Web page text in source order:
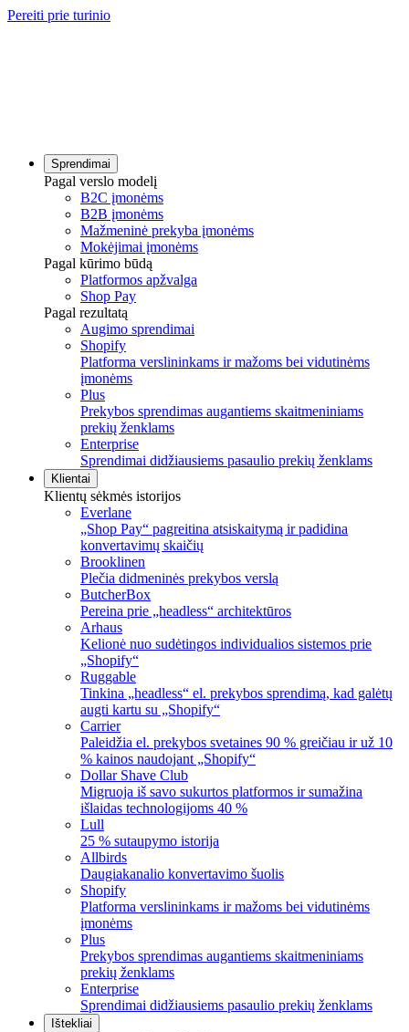
Pereiti prie turinio
Sprendimai
Pagal verslo modelį
B2C įmonėms
B2B įmonėms
Mažmeninė prekyba įmonėms
Mokėjimai įmonėms
Pagal kūrimo būdą
Platformos apžvalga
Shop Pay
Pagal rezultatą
Augimo sprendimai
Shopify
Platforma verslininkams ir mažoms bei vidutinėms
įmonėms
Plus
Prekybos sprendimas augantiems skaitmeniniams
prekių ženklams
Enterprise
Sprendimai didžiausiems pasaulio prekių ženklams
Klientai
Klientų sėkmės istorijos
Everlane
„Shop Pay“ pagreitina atsiskaitymą ir padidina
konvertavimų skaičių
Brooklinen
Plečia didmeninės prekybos verslą
ButcherBox
Pereina prie „headless“ architektūros
Arhaus
Kelionė nuo sudėtingos individualios sistemos prie
„Shopify“
Ruggable
Tinkina „headless“ el. prekybos sprendimą, kad galėtų
augti kartu su „Shopify“
Carrier
Paleidžia el. prekybos svetaines 90 % greičiau ir už 10
% kainos naudojant „Shopify“
Dollar Shave Club
Migruoja iš savo sukurtos platformos ir sumažina
išlaidas technologijoms 40 %
Lull
25 % sutaupymo istorija
Allbirds
Daugiakanalio konvertavimo šuolis
Shopify
Platforma verslininkams ir mažoms bei vidutinėms
įmonėms
Plus
Prekybos sprendimas augantiems skaitmeniniams
prekių ženklams
Enterprise
Sprendimai didžiausiems pasaulio prekių ženklams
Ištekliai